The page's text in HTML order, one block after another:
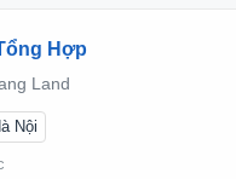
Hợp
Land
Nội